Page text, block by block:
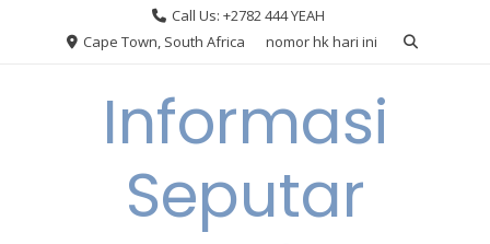
Call Us: +2782 444 YEAH
Cape Town, South Africa
nomor hk hari ini
Informasi
Seputar